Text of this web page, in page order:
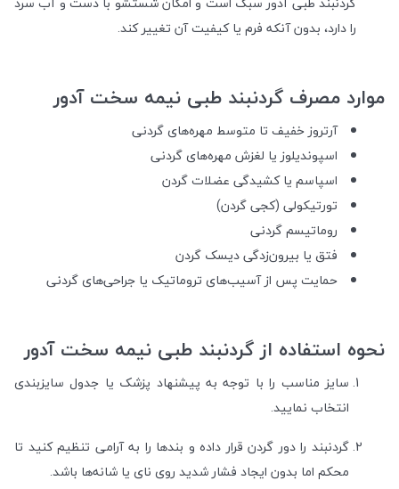
را دارد، بدون آنکه فرم یا کیفیت آن تغییر کند.
موارد مصرف گردنبند طبی نیمه سخت آدور
آرتروز خفیف تا متوسط مهره‌های گردنی
اسپوندیلوز یا لغزش مهره‌های گردنی
اسپاسم یا کشیدگی عضلات گردن
تورتیکولی (کجی گردن)
روماتیسم گردنی
فتق یا بیرون‌زدگی دیسک گردن
حمایت پس از آسیب‌های تروماتیک یا جراحی‌های گردنی
نحوه استفاده از گردنبند طبی نیمه سخت آدور
سایز مناسب را با توجه به پیشنهاد پزشک یا جدول سایزبندی
انتخاب نمایید.
گردنبند را دور گردن قرار داده و بندها را به آرامی تنظیم کنید تا
محکم اما بدون ایجاد فشار شدید روی نای یا شانه‌ها باشد.